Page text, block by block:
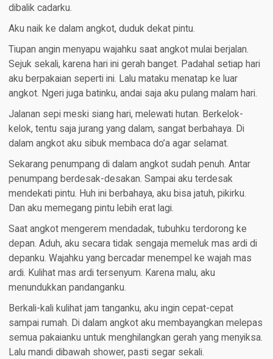
dibalik cadarku.
Aku naik ke dalam angkot, duduk dekat pintu.
Tiupan angin menyapu wajahku saat angkot mulai berjalan.
Sejuk sekali, karena hari ini gerah banget. Padahal setiap hari
aku berpakaian seperti ini. Lalu mataku menatap ke luar
angkot. Ngeri juga batinku, andai saja aku pulang malam hari.
Jalanan sepi meski siang hari, melewati hutan. Berkelok-
kelok, tentu saja jurang yang dalam, sangat berbahaya. Di
dalam angkot aku sibuk membaca do’a agar selamat.
Sekarang penumpang di dalam angkot sudah penuh. Antar
penumpang berdesak-desakan. Sampai aku terdesak
mendekati pintu. Huh ini berbahaya, aku bisa jatuh, pikirku.
Dan aku memegang pintu lebih erat lagi.
Saat angkot mengerem mendadak, tubuhku terdorong ke
depan. Aduh, aku secara tidak sengaja memeluk mas ardi di
depanku. Wajahku yang bercadar menempel ke wajah mas
ardi. Kulihat mas ardi tersenyum. Karena malu, aku
menundukkan pandanganku.
Berkali-kali kulihat jam tanganku, aku ingin cepat-cepat
sampai rumah. Di dalam angkot aku membayangkan melepas
semua pakaianku untuk menghilangkan gerah yang menyiksa.
Lalu mandi dibawah shower, pasti segar sekali.